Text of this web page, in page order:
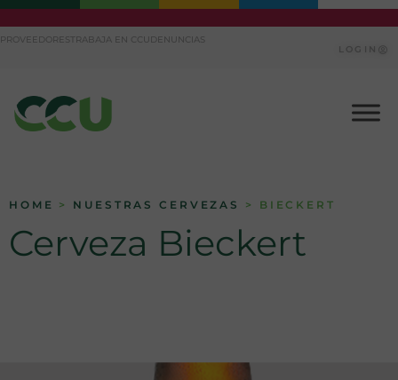
al
PROVEEDORES TRABAJA EN CCUDENUNCIAS
LOGIN
HOME > NUESTRAS CERVEZAS > BIECKERT
Cerveza Bieckert